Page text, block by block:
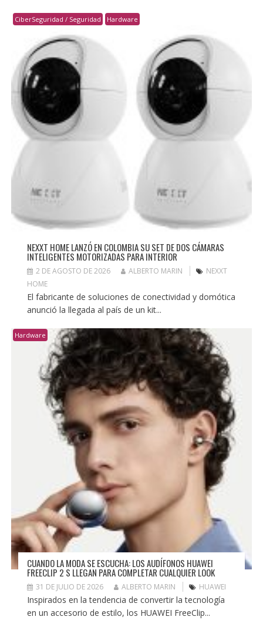
CiberSeguridad / Seguridad Hardware
NEXXT HOME LANZÓ EN COLOMBIA SU SET DE DOS CÁMARAS
INTELIGENTES MOTORIZADAS PARA INTERIOR
2 DE AGOSTO DE 2026 ALBERTO MARIN
NEXXT
HOME
El fabricante de soluciones de conectividad y domótica
anunció la llegada al país de un kit...
Hardware
CUANDO LA MODA SE ESCUCHA: LOS AUDÍFONOS HUAWEI
FREECLIP 2 S LLEGAN PARA COMPLETAR CUALQUIER LOOK
31 DE JULIO DE 2026 ALBERTO MARIN HUAWEI
Inspirados en la tendencia de convertir la tecnología
en un accesorio de estilo, los HUAWEI FreeClip...